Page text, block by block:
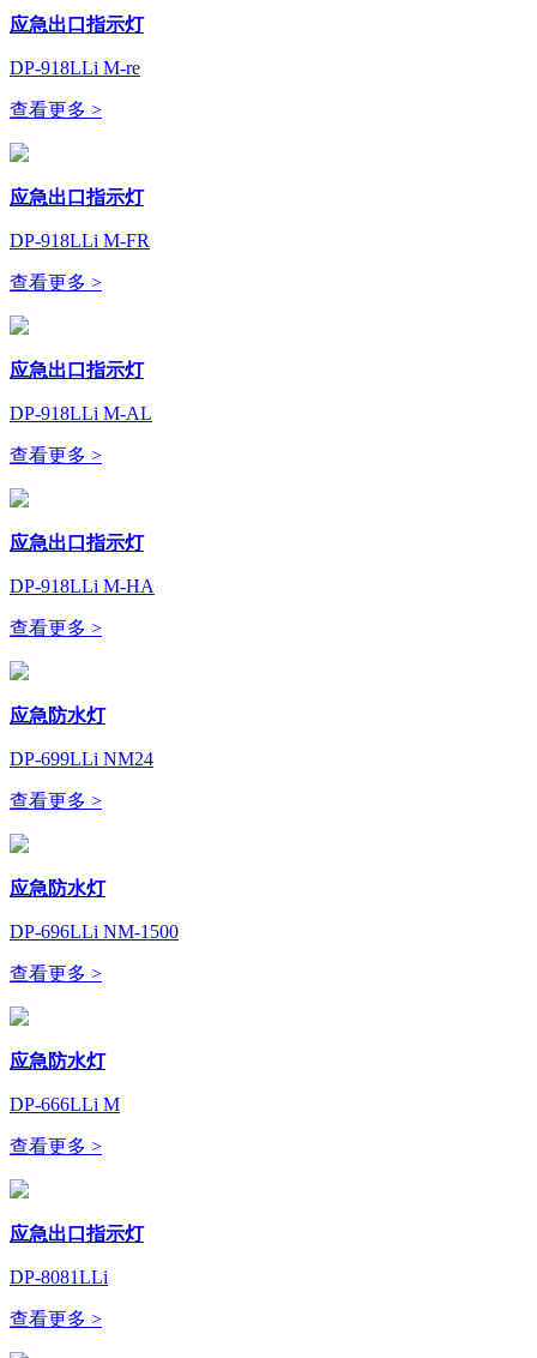
应急出口指示灯
DP-918LLi M-re
查看更多 >
应急出口指示灯
DP-918LLi M-FR
查看更多 >
应急出口指示灯
DP-918LLi M-AL
查看更多 >
应急出口指示灯
DP-918LLi M-HA
查看更多 >
应急防水灯
DP-699LLi NM24
查看更多 >
应急防水灯
DP-696LLi NM-1500
查看更多 >
应急防水灯
DP-666LLi M
查看更多 >
应急出口指示灯
DP-8081LLi
查看更多 >